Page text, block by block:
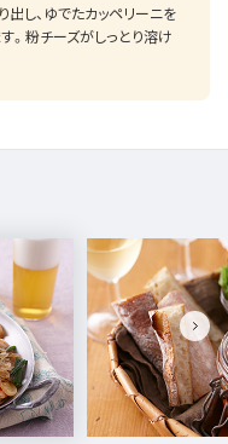
し、ゆでたカッペリーニを
。粉チーズがしっとり溶け